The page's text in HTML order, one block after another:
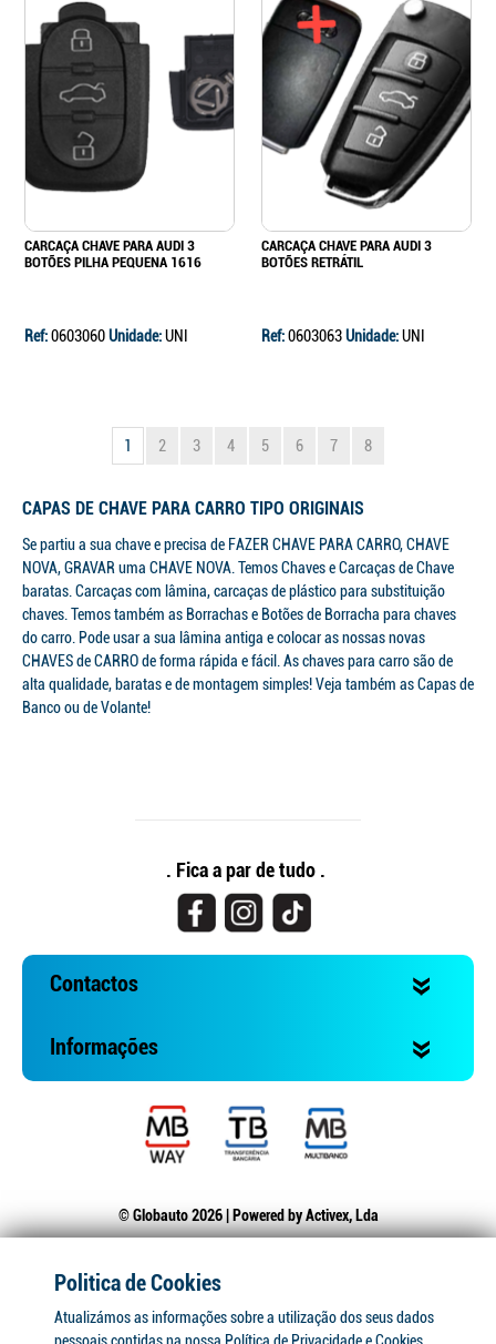
CARCAÇA CHAVE PARA AUDI 3
BOTÕES PILHA PEQUENA 1616
Ref:0603060Unidade:UNI
CARCAÇA CHAVE PARA AUDI 3
BOTÕES RETRÁTIL
Ref:0603063Unidade:UNI
1 2 3 4 5 6 7 8
CAPAS DE CHAVE PARA CARRO TIPO ORIGINAIS
Se partiu a sua chave e precisa de FAZER CHAVE PARA CARRO, CHAVE
NOVA, GRAVAR uma CHAVE NOVA. Temos Chaves e Carcaças de Chave
baratas. Carcaças com lâmina, carcaças de plástico para substituição
chaves. Temos também as Borrachas e Botões de Borracha para chaves
do carro. Pode usar a sua lâmina antiga e colocar as nossas novas
CHAVES de CARRO de forma rápida e fácil. As chaves para carro são de
alta qualidade, baratas e de montagem simples! Veja também as Capas de
Banco ou de Volante!
. Fica a par de tudo .
Contactos
Informações
© Globauto 2026 | Powered byActivex, Lda
Politica de Cookies
Atualizámos as informações sobre a utilização dos seus dados
pessoais contidas na nossa Política de Privacidade e Cookies.